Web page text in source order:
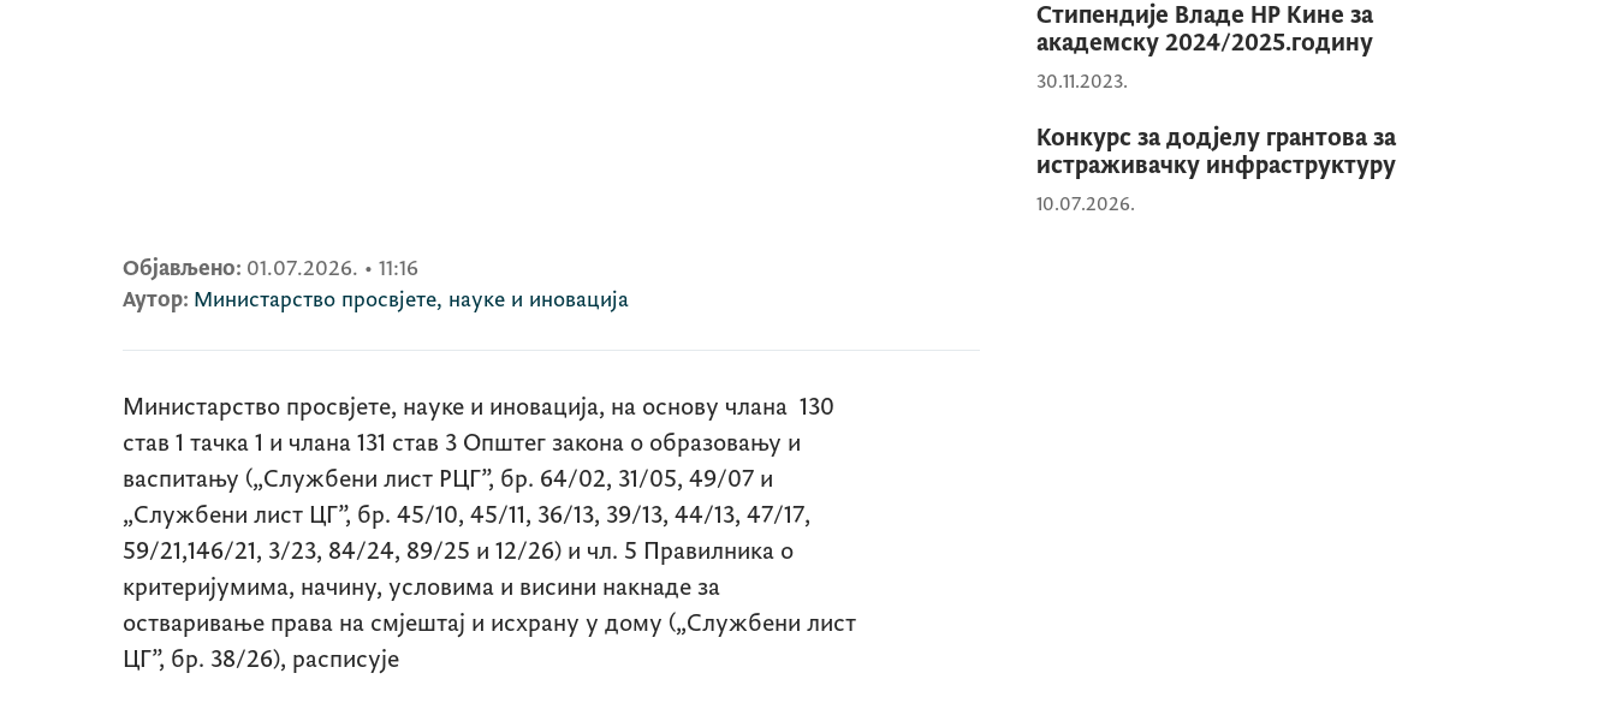
Објављено: 01.07.2026. • 11:16
Аутор: Министарство просвјете, науке и иновација
Министарство просвјете, науке и иновација, на основу члана 130
став 1 тачка 1 и члана 131 став 3 Општег закона о образовању и
васпитању („Службени лист РЦГ”, бр. 64/02, 31/05, 49/07 и
„Службени лист ЦГ”, бр. 45/10, 45/11, 36/13, 39/13, 44/13, 47/17,
59/21,146/21, 3/23, 84/24, 89/25 и 12/26) и чл. 5 Правилника о
критеријумима, начину, условима и висини накнаде за
остваривање права на смјештај и исхрану у дому („Службени лист
ЦГ”, бр. 38/26), расписује
Стипендије Владе НР Кине за
академску 2024/2025.годину
30.11.2023.
Конкурс за додјелу грантова за
истраживачку инфраструктуру
10.07.2026.